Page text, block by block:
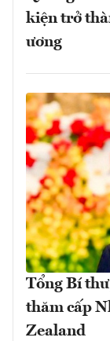
kiện trở
ương
Tổng Bí
thăm cấp
Zealand